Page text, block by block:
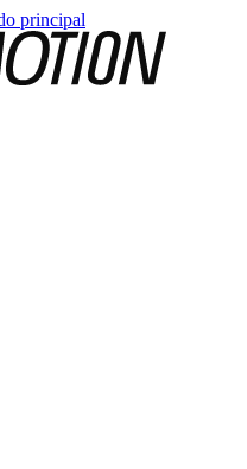
principal